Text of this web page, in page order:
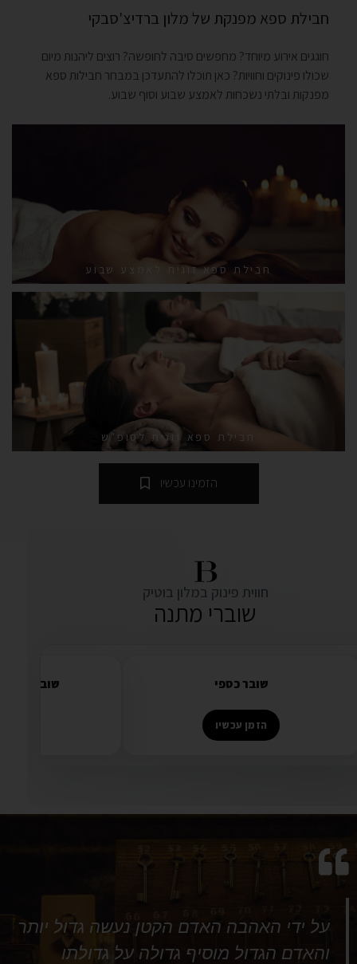
חבילת ספא זוגית לאמצע שבוע
חבילת ספא זוגית לסופ"ש
הזמינו עכשיו
חבילת ספא מפנקת של מלון ברדיצ'סבקי
חוגגים אירוע מיוחד? מחפשים סיבה לחופשה? רוצים ליהנות מיום
שכולו פינוקים וחוויות? כאן תוכלו להתעדכן במבחר חבילות ספא
מפנקות ובלתי נשכחות לאמצע שבוע וסוף שבוע.
חווית פינוק במלון בוטיק
שוברי מתנה
שובר כספי
הזמן עכשיו
שובר מתנה
על ידי האהבה האדם הקטן נעשה גדול יותר
והאדם הגדול מוסיף גדולה על גדולתו